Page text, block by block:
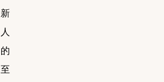
新
人
的
至